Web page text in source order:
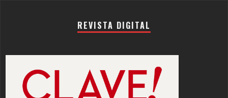
REVISTA DIGITAL